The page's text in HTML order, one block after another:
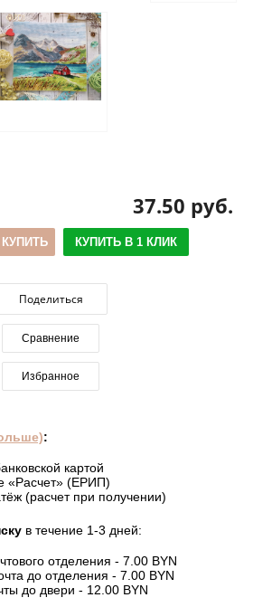
37.50 руб.
КУПИТЬ КУПИТЬ В 1 КЛИК
Поделиться
Сравнение
Избранное
:
картой
«Расчет» (ЕРИП)
(расчет при получении)
в течение 1-3 дней:
отделения - 7.00 BYN
до отделения - 7.00 BYN
до двери - 12.00 BYN